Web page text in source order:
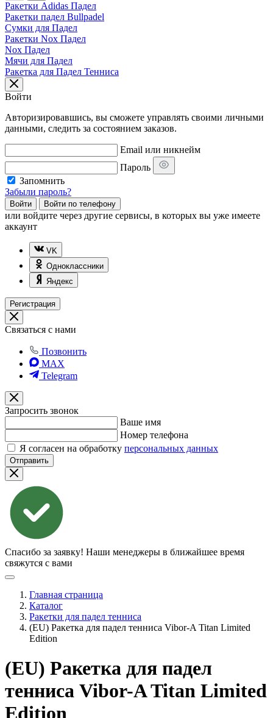
Ракетки Adidas Падел
Ракетки падел Bullpadel
Сумки для Падел
Ракетки Nox Падел
Nox Падел
Мячи для Падел
Ракетка для Падел Тенниса
Войти
Авторизировавшись, вы сможете управлять своими личными
данными, следить за состоянием заказов.
Email или никнейм
Пароль
Запомнить
Забыли пароль?
Войти Войти по телефону
или войдите через другие сервисы, в которых вы уже имеете
аккаунт
VK
Одноклассники
Яндекс
Регистрация
Связаться с нами
Позвонить
MAX
Telegram
Запросить звонок
Ваше имя
Номер телефона
Я согласен на обработку персональных данных
Отправить
Спасибо за заявку! Наши менеджеры в ближайшее время
свяжутся с вами
Главная страница
Каталог
Ракетки для падел тенниса
(EU) Ракетка для падел тенниса Vibor-A Titan Limited
Edition
(EU) Ракетка для падел
тенниса Vibor-A Titan Limited
Edition